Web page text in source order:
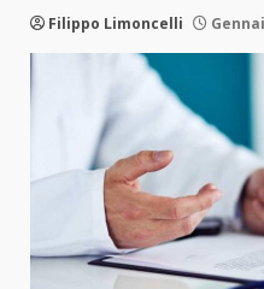
Filippo Limoncelli